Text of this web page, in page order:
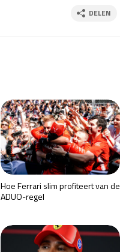
DELEN
Hoe Ferrari slim profiteert van de
ADUO-regel